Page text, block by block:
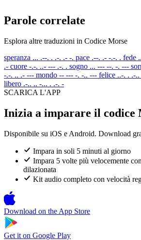
Parole correlate
Esplora altre traduzioni in Codice Morse
speranza ... .--. . .-. .- -. pace .--. .- -.-. . fede
.- cuore -.-. ..- --- .-. . sogno ... --- --. -. ---
-.-. .. .- --- mondo -- --- -. -.. --- felice ..-. . .-
libero .-.. .. -... . .-. -
SCARICA L'APP
Inizia a imparare il codice
Disponibile su iOS e Android. Download
Impara in soli 5 minuti al giorno
Impara 5 volte più velocemente
dilazionata
Kit audio completo con velocità
Download on the App Store
Get it on Google Play